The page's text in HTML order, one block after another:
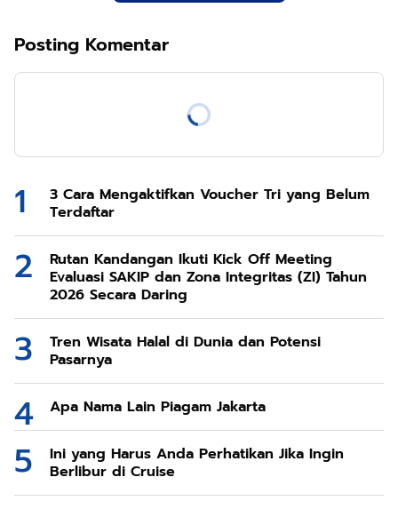
Posting Komentar
3 Cara Mengaktifkan Voucher Tri yang Belum
Terdaftar
Rutan Kandangan Ikuti Kick Off Meeting
Evaluasi SAKIP dan Zona Integritas (ZI) Tahun
2026 Secara Daring
Tren Wisata Halal di Dunia dan Potensi
Pasarnya
Apa Nama Lain Piagam Jakarta
Ini yang Harus Anda Perhatikan Jika Ingin
Berlibur di Cruise